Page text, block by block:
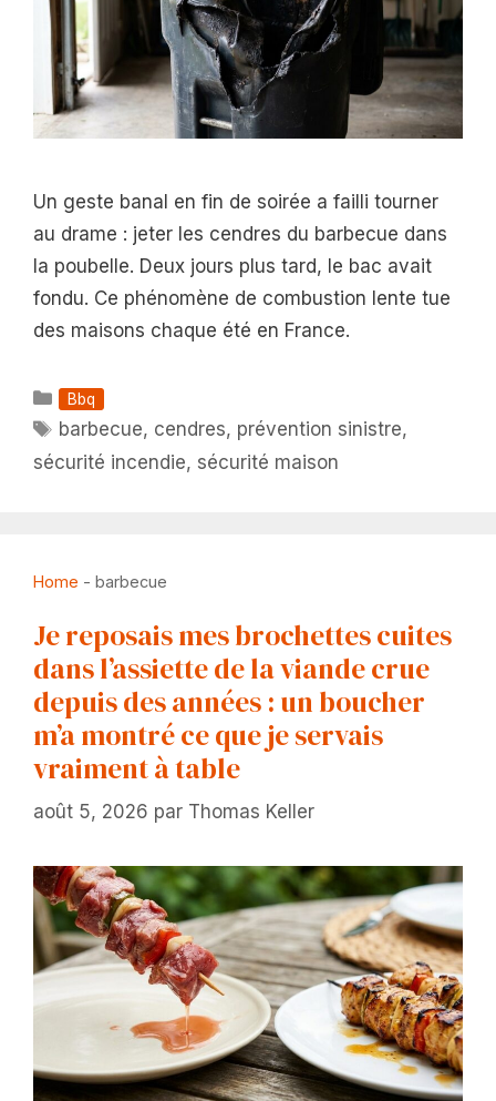
Un geste banal en fin de soirée a failli tourner
au drame : jeter les cendres du barbecue dans
la poubelle. Deux jours plus tard, le bac avait
fondu. Ce phénomène de combustion lente tue
des maisons chaque été en France.
Catégories
Bbq
Étiquettes
barbecue, cendres, prévention sinistre,
sécurité incendie, sécurité maison
Home - barbecue
Je reposais mes brochettes cuites
dans l’assiette de la viande crue
depuis des années : un boucher
m’a montré ce que je servais
vraiment à table
août 5, 2026 par Thomas Keller